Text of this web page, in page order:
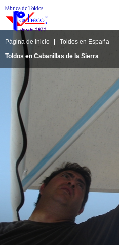
Página de inicio Toldos en España
Toldos en Cabanillas de la Sierra